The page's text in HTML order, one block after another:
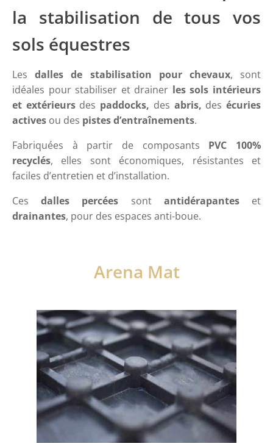
la stabilisation de tous vos
sols équestres
Lesdalles de stabilisation pour chevaux, sont
idéales pour stabiliser et drainer les sols intérieurs
et extérieursdes paddocks, des abris, des écuries
actives ou des pistesd’entraînements.
Fabriquées à partir de composants PVC 100%
recyclés, elles sont économiques, résistantes et
faciles d’entretien et d’installation.
Cesdalles percées sont antidérapanteset
drainantes, pour des espaces anti-boue.
Arena Mat